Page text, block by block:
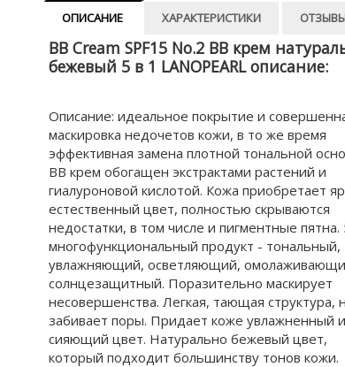
ОПИСАНИЕ ХАРАКТЕРИСТИКИ
BB Cream SPF15 No.2 BB крем
бежевый 5 в 1 LANOPEARL описание:
Описание: идеальное покрытие и
маскировка недочетов кожи, в то же время
эффективная замена плотной тональной
BB крем обогащен экстрактами растений и
гиалуроновой кислотой. Кожа приобретает
естественный цвет, полностью скрываются
недостатки, в том числе и пигментные пятна.
многофункциональный продукт - тональный,
увлажняющий, осветляющий,
солнцезащитный. Поразительно маскирует
несовершенства. Легкая, тающая структура,
забивает поры. Придает коже увлажненный и
сияющий цвет. Натурально бежевый цвет,
который подходит большинству тонов кожи.